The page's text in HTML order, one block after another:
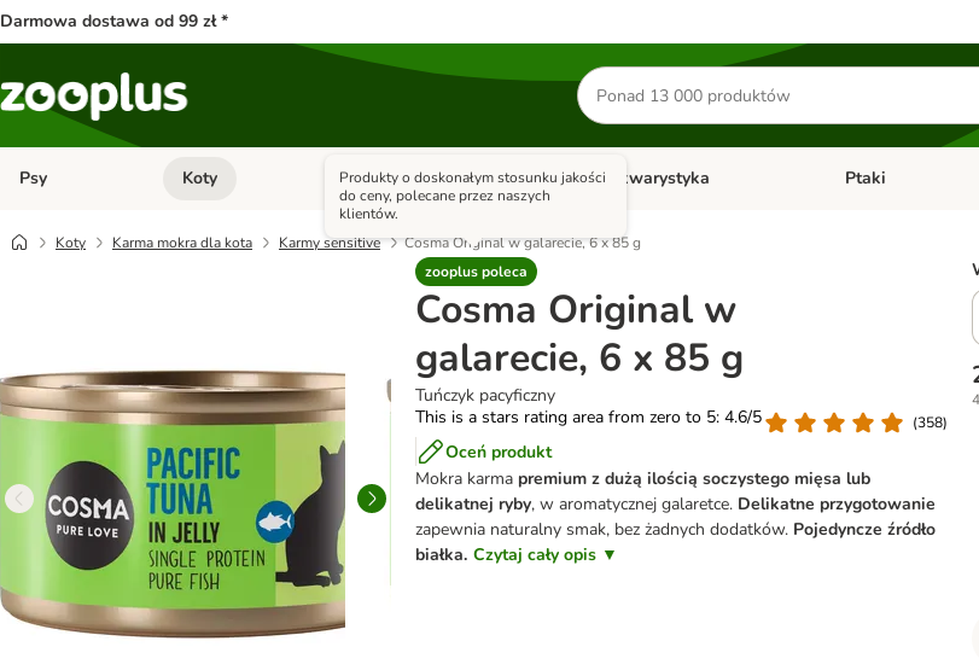
Darmowa dostawa od 99 zł *
Szukaj
produktów
Psy Otwórz menu kategorii: Psy
Koty Otwórz menu kategorii: Koty
Małe zwierzęta Otwórz menu kategorii: Małe zwierzęta
Akwarystyka Otwórz menu
Ptaki
Koty Karma mokra dla kota Karmy sensitive
Cosma Original w galarecie, 6 x 85 g
zooplus poleca
Produkty o doskonałym stosunku jakości
do ceny, polecane przez naszych
klientów.
Cosma Original w
galarecie, 6 x 85 g
Tuńczyk pacyficzny
This is a stars rating area from zero to 5: 4.6/5
(358)
Oceń produkt
Mokra karma premium z dużą ilością soczystego mięsa lub
delikatnej ryby, w aromatycznej galaretce. Delikatne przygotowanie
zapewnia naturalny smak, bez żadnych dodatków. Pojedyncze źródło
białka. Czytaj cały opis ▼